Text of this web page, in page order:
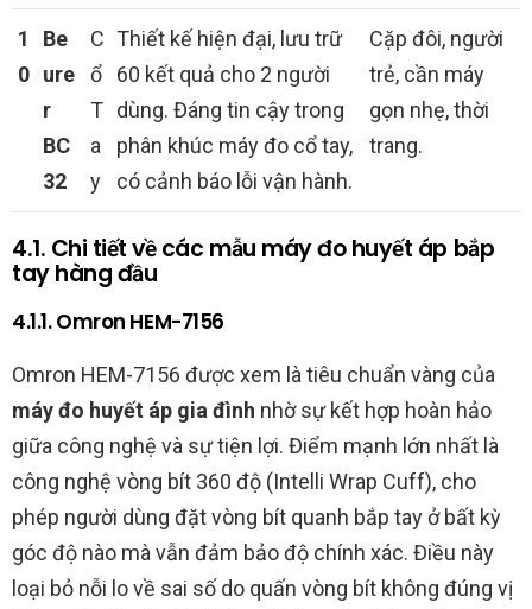
1
0
Be
ure
r
BC
32
C
ổ
T
a
y
Thiết kế hiện đại, lưu trữ
60 kết quả cho 2 người
dùng. Đáng tin cậy trong
phân khúc máy đo cổ tay,
có cảnh báo lỗi vận hành.
Cặp đôi, người
trẻ, cần máy
gọn nhẹ, thời
trang.
4.1. Chi tiết về các mẫu máy đo huyết áp bắp
tay hàng đầu
4.1.1. Omron HEM-7156
Omron HEM-7156 được xem là tiêu chuẩn vàng của
máy đo huyết áp gia đình nhờ sự kết hợp hoàn hảo
giữa công nghệ và sự tiện lợi. Điểm mạnh lớn nhất là
công nghệ vòng bít 360 độ (Intelli Wrap Cuff), cho
phép người dùng đặt vòng bít quanh bắp tay ở bất kỳ
góc độ nào mà vẫn đảm bảo độ chính xác. Điều này
loại bỏ nỗi lo về sai số do quấn vòng bít không đúng vị